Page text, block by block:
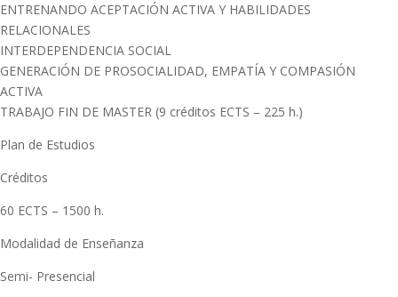
ENTRENANDO ACEPTACIÓN ACTIVA Y HABILIDADES
RELACIONALES
INTERDEPENDENCIA SOCIAL
GENERACIÓN DE PROSOCIALIDAD, EMPATÍA Y COMPASIÓN
ACTIVA
TRABAJO FIN DE MASTER (9 créditos ECTS – 225 h.)
Plan de Estudios
Créditos
60 ECTS – 1500 h.
Modalidad de Enseñanza
Semi- Presencial